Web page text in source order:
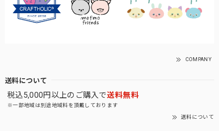
COMPANY
送料について
税込5,000円以上のご購入で送料無料
※一部地域は別途地域料を頂戴しております
送料について